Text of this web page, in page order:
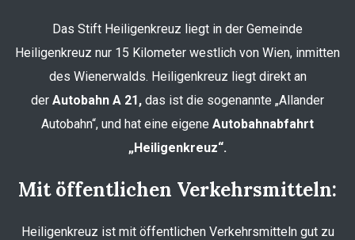
Das Stift Heiligenkreuz liegt in der Gemeinde
Heiligenkreuz nur 15 Kilometer westlich von Wien, inmitten
des Wienerwalds. Heiligenkreuz liegt direkt an
der Autobahn A 21, das ist die sogenannte „Allander
Autobahn“, und hat eine eigene Autobahnabfahrt
„Heiligenkreuz“.
Mit öffentlichen Verkehrsmitteln:
Heiligenkreuz ist mit öffentlichen Verkehrsmitteln gut zu